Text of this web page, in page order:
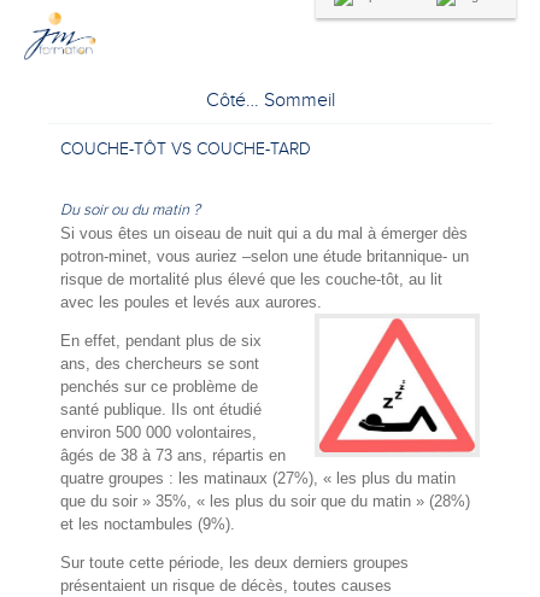
Côté… Sommeil
COUCHE-TÔT VS COUCHE-TARD
Du soir ou du matin ?
Si vous êtes un oiseau de nuit qui a du mal à émerger dès
potron-minet, vous auriez –selon une étude britannique- un
risque de mortalité plus élevé que les couche-tôt, au lit
avec les poules et levés aux aurores.
En effet, pendant plus de six
ans, des chercheurs se sont
penchés sur ce problème de
santé publique. Ils ont étudié
environ 500 000 volontaires,
âgés de 38 à 73 ans, répartis en
quatre groupes : les matinaux (27%), « les plus du matin
que du soir » 35%, « les plus du soir que du matin » (28%)
et les noctambules (9%).
Sur toute cette période, les deux derniers groupes
présentaient un risque de décès, toutes causes